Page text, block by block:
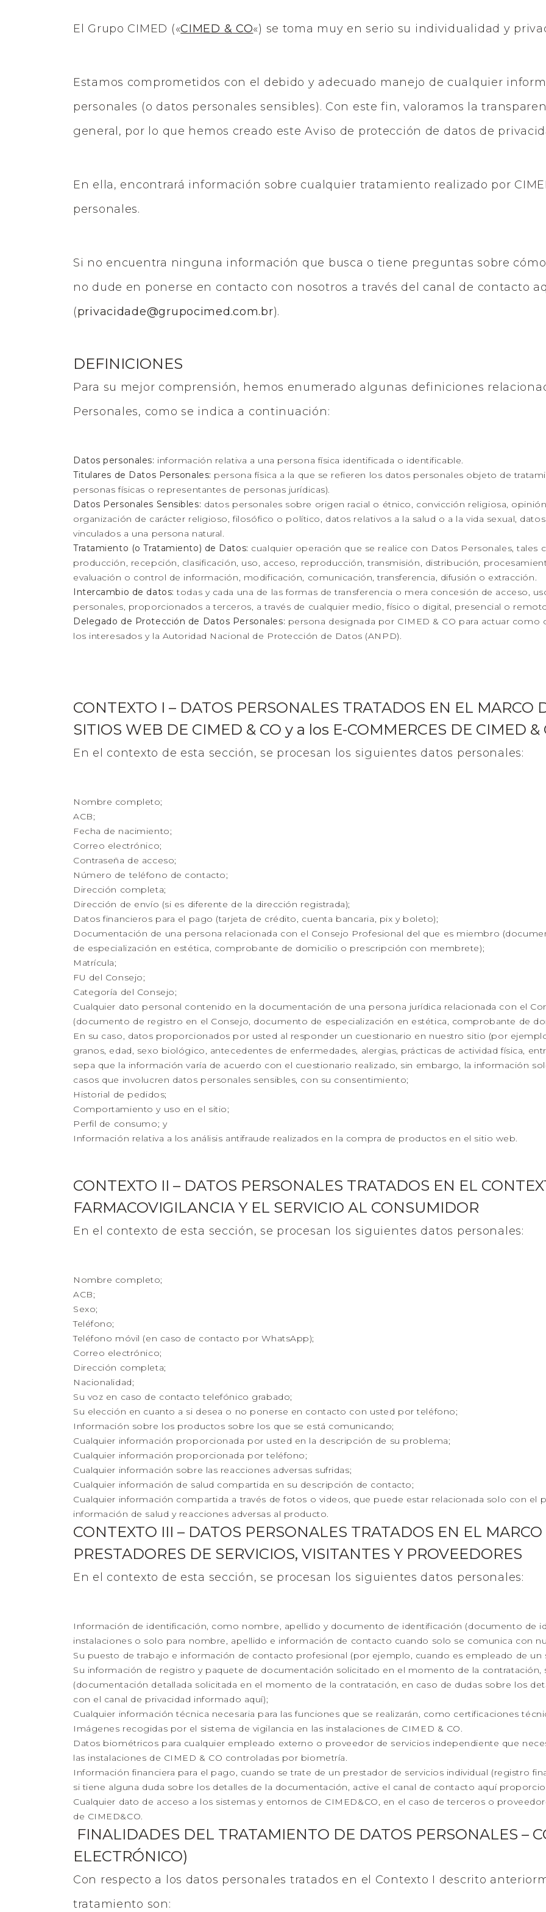
El Grupo CIMED («CIMED & CO«) se toma muy en serio su individualidad y
Estamos comprometidos con el debido y adecuado manejo de cualquier
personales (o datos personales sensibles). Con este fin, valoramos la
general, por lo que hemos creado este Aviso de protección de datos de
En ella, encontrará información sobre cualquier tratamiento realizado por
personales.
Si no encuentra ninguna información que busca o tiene preguntas sobre
no dude en ponerse en contacto con nosotros a través del canal de contacto
(privacidade@grupocimed.com.br).
DEFINICIONES
Para su mejor comprensión, hemos enumerado algunas definiciones
Personales, como se indica a continuación:
Datos personales: información relativa a una persona física identificada o identificable.
Titulares de Datos Personales: persona física a la que se refieren los datos personales objeto de
personas físicas o representantes de personas jurídicas).
Datos Personales Sensibles: datos personales sobre origen racial o étnico, convicción religiosa,
organización de carácter religioso, filosófico o político, datos relativos a la salud o a la vida sexual,
vinculados a una persona natural.
Tratamiento (o Tratamiento) de Datos: cualquier operación que se realice con Datos Personales, tales
producción, recepción, clasificación, uso, acceso, reproducción, transmisión, distribución,
evaluación o control de información, modificación, comunicación, transferencia, difusión o extracción.
Intercambio de datos:todas y cada una de las formas de transferencia o mera concesión de acceso,
personales, proporcionados a terceros, a través de cualquier medio, físico o digital, presencial o
Delegado de Protección de Datos Personales: persona designada por CIMED & CO para actuar como
los interesados y la Autoridad Nacional de Protección de Datos (ANPD).
CONTEXTO I – DATOS PERSONALES TRATADOS EN EL MARCO
SITIOS WEB DE CIMED & CO y a los E-COMMERCES DE CIMED &
En el contexto de esta sección, se procesan los siguientes datos personales:
Nombre completo;
ACB;
Fecha de nacimiento;
Correo electrónico;
Contraseña de acceso;
Número de teléfono de contacto;
Dirección completa;
Dirección de envío (si es diferente de la dirección registrada);
Datos financieros para el pago (tarjeta de crédito, cuenta bancaria, pix y boleto);
Documentación de una persona relacionada con el Consejo Profesional del que es miembro
de especialización en estética, comprobante de domicilio o prescripción con membrete);
Matrícula;
FU del Consejo;
Categoría del Consejo;
Cualquier dato personal contenido en la documentación de una persona jurídica relacionada con el
(documento de registro en el Consejo, documento de especialización en estética, comprobante de
En su caso, datos proporcionados por usted al responder un cuestionario en nuestro sitio (por
granos, edad, sexo biológico, antecedentes de enfermedades, alergias, prácticas de actividad física,
sepa que la información varía de acuerdo con el cuestionario realizado, sin embargo, la información
casos que involucren datos personales sensibles, con su consentimiento;
Historial de pedidos;
Comportamiento y uso en el sitio;
Perfil de consumo; y
Información relativa a los análisis antifraude realizados en la compra de productos en el sitio web.
CONTEXTO II – DATOS PERSONALES TRATADOS EN EL
FARMACOVIGILANCIA Y EL SERVICIO AL CONSUMIDOR
En el contexto de esta sección, se procesan los siguientes datos personales:
Nombre completo;
ACB;
Sexo;
Teléfono;
Teléfono móvil (en caso de contacto por WhatsApp);
Correo electrónico;
Dirección completa;
Nacionalidad;
Su voz en caso de contacto telefónico grabado;
Su elección en cuanto a si desea o no ponerse en contacto con usted por teléfono;
Información sobre los productos sobre los que se está comunicando;
Cualquier información proporcionada por usted en la descripción de su problema;
Cualquier información proporcionada por teléfono;
Cualquier información sobre las reacciones adversas sufridas;
Cualquier información de salud compartida en su descripción de contacto;
Cualquier información compartida a través de fotos o videos, que puede estar relacionada solo con
información de salud y reacciones adversas al producto.
CONTEXTO III – DATOS PERSONALES TRATADOS EN EL
PRESTADORES DE SERVICIOS, VISITANTES Y PROVEEDORES
En el contexto de esta sección, se procesan los siguientes datos personales:
Información de identificación, como nombre, apellido y documento de identificación (documento de
instalaciones o solo para nombre, apellido e información de contacto cuando solo se comunica con
Su puesto de trabajo e información de contacto profesional (por ejemplo, cuando es empleado de
Su información de registro y paquete de documentación solicitado en el momento de la contratación,
(documentación detallada solicitada en el momento de la contratación, en caso de dudas sobre los
con el canal de privacidad informado aquí);
Cualquier información técnica necesaria para las funciones que se realizarán, como certificaciones
Imágenes recogidas por el sistema de vigilancia en las instalaciones de CIMED & CO.
Datos biométricos para cualquier empleado externo o proveedor de servicios independiente que
las instalaciones de CIMED & CO controladas por biometría.
Información financiera para el pago, cuando se trate de un prestador de servicios individual (registro
si tiene alguna duda sobre los detalles de la documentación, active el canal de contacto aquí
Cualquier dato de acceso a los sistemas y entornos de CIMED&CO, en el caso de terceros o
de CIMED&CO.
FINALIDADES DEL TRATAMIENTO DE DATOS PERSONALES –
ELECTRÓNICO)
Con respecto a los datos personales tratados en el Contexto I descrito
tratamiento son: